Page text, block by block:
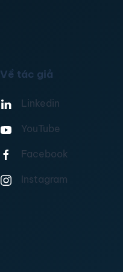
Về tác giả
Linkedin
YouTube
Facebook
Instagram